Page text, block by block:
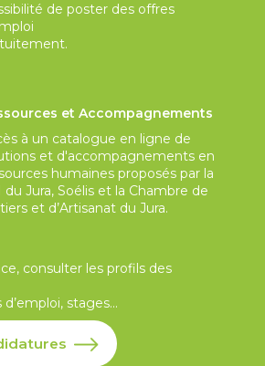
de poster des offres
et Accompagnements
à un catalogue en ligne de
et d'accompagnements en
humaines proposés par la
du Jura, Soélis et la Chambre de
et d’Artisanat du Jura.
consulter les profils des
stages...